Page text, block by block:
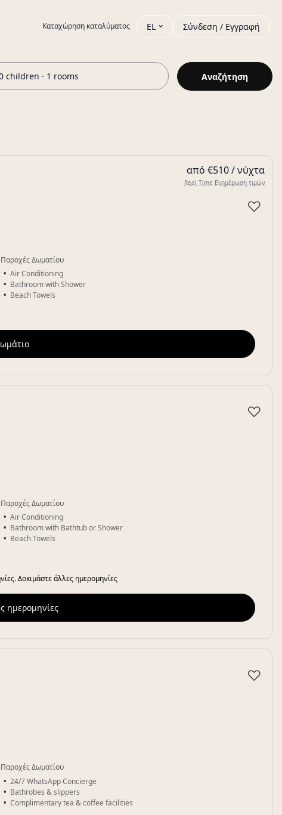
Καταχώρηση καταλύματος EL Σύνδεση / Εγγραφή
children · 1 rooms Αναζήτηση
από €510 / νύχτα
Real Time Ενημέρωση τιμών
♡
Παροχές Δωματίου
Air Conditioning
Bathroom with Shower
Beach Towels
♡
Παροχές Δωματίου
Air Conditioning
Bathroom with Bathtub or Shower
Beach Towels
Δοκιμάστε άλλες ημερομηνίες
ημερομηνίες
♡
Παροχές Δωματίου
24/7 WhatsApp Concierge
Bathrobes & slippers
Complimentary tea & coffee facilities